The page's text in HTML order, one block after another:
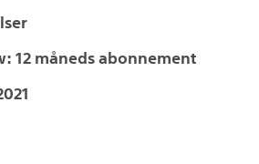
12 måneds abonnement